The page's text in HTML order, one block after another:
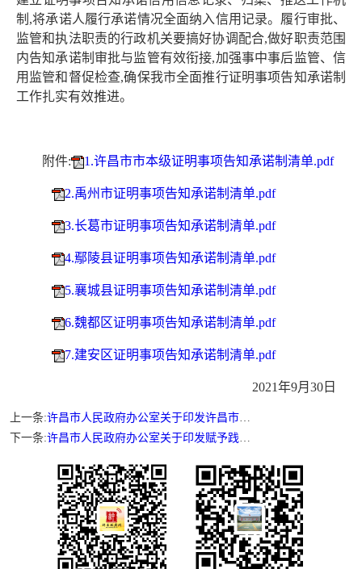
制,将承诺人履行承诺情况全面纳入信用记录。履行审批、
监管和执法职责的行政机关要搞好协调配合,做好职责范围
内告知承诺制审批与监管有效衔接,加强事中事后监管、信
用监管和督促检查,确保我市全面推行证明事项告知承诺制
工作扎实有效推进。
附件: 1.许昌市市本级证明事项告知承诺制清单.pdf
2.禹州市证明事项告知承诺制清单.pdf
3.长葛市证明事项告知承诺制清单.pdf
4.鄢陵县证明事项告知承诺制清单.pdf
5.襄城县证明事项告知承诺制清单.pdf
6.魏都区证明事项告知承诺制清单.pdf
7.建安区证明事项告知承诺制清单.pdf
2021年9月30日
上一条:许昌市人民政府办公室关于印发许昌市服务“六稳”“六保”进一步做好“放管服”改革工作实施方案的通知
下一条:许昌市人民政府办公室关于印发赋予践行县域治理“三起来”示范县(市)禹州市部分省辖市级经济社会管理权限实施方案的通知